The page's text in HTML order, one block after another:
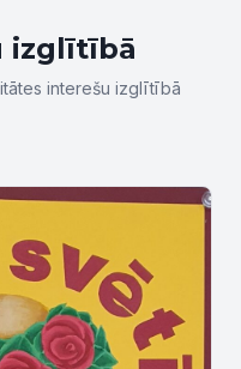
izglītībā
interešu izglītībā